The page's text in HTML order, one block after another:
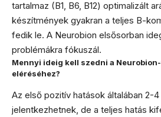
tartalmaz (B1, B6, B12) optimalizált
készítmények gyakran a teljes B-
fedik le. A Neurobion elsősorban
problémákra fókuszál.
Mennyi ideig kell szedni a
eléréséhez?
Az első pozitív hatások általában 2-4
jelentkezhetnek, de a teljes hatás